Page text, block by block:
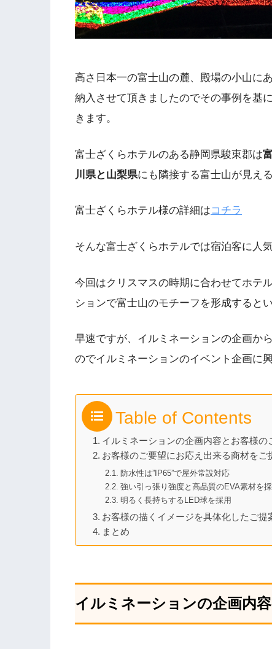
高さ日本一の富士山の麓、殿場の小山に
納入させて頂きましたのでその事例を基
きます。
富士ざくらホテルのある静岡県駿東郡は
川県と山梨県にも隣接する富士山が見え
富士ざくらホテル様の詳細はコチラ
そんな富士ざくらホテルでは宿泊客に人
今回はクリスマスの時期に合わせてホテ
ションで富士山のモチーフを形成すると
早速ですが、イルミネーションの企画か
のでイルミネーションのイベント企画に
Table of Contents
イルミネーションの企画内容とお客様の
お客様のご要望にお応え出来る商材をご
防水性は”IP65”で屋外常設対応
強い引っ張り強度と高品質のEVA素材を
明るく長持ちするLED球を採用
お客様の描くイメージを具体化したご提
まとめ
イルミネーションの企画内